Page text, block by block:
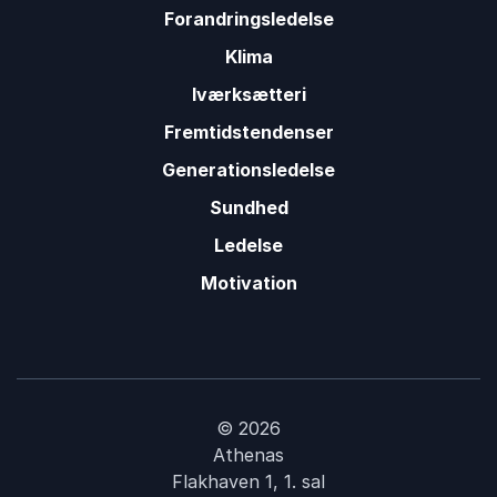
Lene Henriksen
FSL
Mia Hesselberg-Thomsen
Forandringsledelse
Klima
Iværksætteri
Fremtidstendenser
Generationsledelse
Sundhed
Ledelse
Motivation
© 2026
Athenas
Flakhaven 1, 1. sal